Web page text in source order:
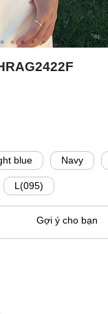
blue Navy
L(095)
Gợi ý cho bạn